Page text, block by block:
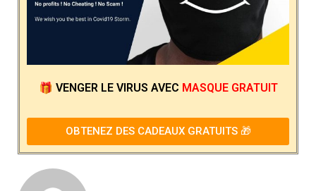
🎁 VENGER LE VIRUS AVEC MASQUE GRATUIT
OBTENEZ DES CADEAUX GRATUITS 🎁